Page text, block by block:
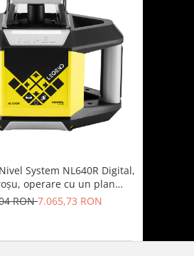
System NL640R Digital,
operare cu un plan
raza de actiune 600 m
RON7.065,73 RON